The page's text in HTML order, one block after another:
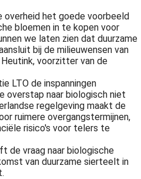
overheid het goede voorbeeld
bloemen in te kopen voor
we laten zien dat duurzame
bij de milieuwensen van
voorzitter van de
LTO de inspanningen
overstap naar biologisch niet
regelgeving maakt de
ruimere overgangstermijnen,
risico's voor telers te
de vraag naar biologische
van duurzame sierteelt in